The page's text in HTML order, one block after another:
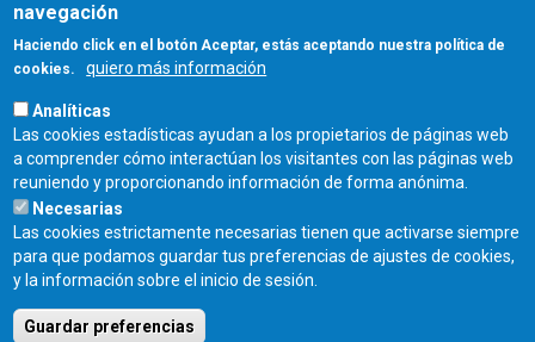
Fecha de publicación:
Lunes, 25 Noviembre, 2024
navegación
Haciendo click en el botón Aceptar, estás aceptando nuestra política de
cookies.
quiero más información
Analíticas
Las cookies estadísticas ayudan a los propietarios de páginas web
a comprender cómo interactúan los visitantes con las páginas web
reuniendo y proporcionando información de forma anónima.
Necesarias
Las cookies estrictamente necesarias tienen que activarse siempre
para que podamos guardar tus preferencias de ajustes de cookies,
y la información sobre el inicio de sesión.
Guardar preferencias